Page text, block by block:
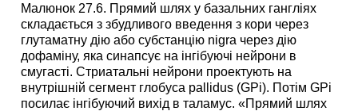
Малюнок 27.6. Прямий шлях у базальних гангліях
складається з збудливого введення з кори через
глутаматну дію або субстанцію nigra через дію
дофаміну, яка синапсує на інгібуючі нейрони в
смугасті. Стриатальні нейрони проектують на
внутрішній сегмент глобуса pallidus (GPi). Потім GPi
посилає інгібуючий вихід в таламус. «Прямий шлях